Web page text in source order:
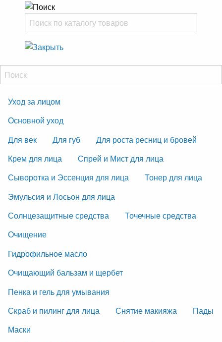
Уход за лицом
Основной уход
Для век
Для губ
Для роста ресниц и бровей
Крем для лица
Спрей и Мист для лица
Сыворотка и Эссенция для лица
Тонер для лица
Эмульсия и Лосьон для лица
Солнцезащитные средства
Точечные средства
Очищение
Гидрофильное масло
Очищающий бальзам и щербет
Пенка и гель для умывания
Скраб и пилинг для лица
Снятие макияжа
Пады
Маски